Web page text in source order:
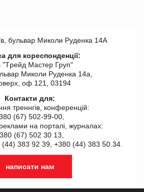
бульвар Миколи Руденка 14А
для кореспонденції:
Мастер Груп"
Миколи Руденка 14а,
оф 121, 03194
Контакти для:
треннгів, конференцій:
(67) 502-99-00,
на порталі, журналах:
(67) 502 30 13,
(44) 383 92 39, +380 (44) 383 50 34.
написати нам